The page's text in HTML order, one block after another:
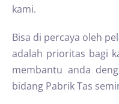
kami.
Bisa di percaya oleh
adalah prioritas bagi
membantu anda
bidang Pabrik Tas